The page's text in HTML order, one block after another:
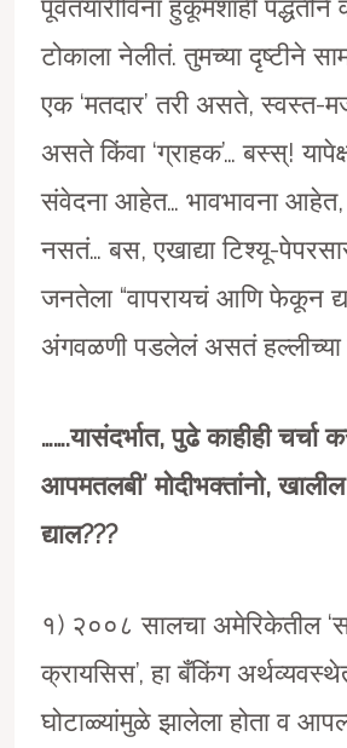
पूर्वतयारीविना हुकूमशाही
टोकाला नेलीतं. तुमच्या दृष्टीने
एक ‘मतदार’ तरी असते, स्वस्त-
असते किंवा ‘ग्राहक’… बस्स्!
संवेदना आहेत… भावभावना आहेत,
नसतं… बस, एखाद्या टिश्यू-
जनतेला “वापरायचं आणि फेकून
अंगवळणी पडलेलं असतं हल्लीच्या
…….यासंदर्भात,पुढे काहीही चर्चा
आपमतलबी’मोदीभक्तांनो,खालील
द्याल???
१) २००८ सालचा अमेरिकेतील
क्रायसिस’, हा बँकिंग
घोटाळ्यांमुळे झालेला होता व